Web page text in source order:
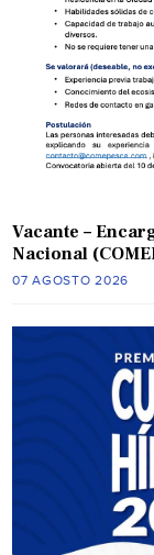
Vacante –
Nacional
07 AGOSTO 2026